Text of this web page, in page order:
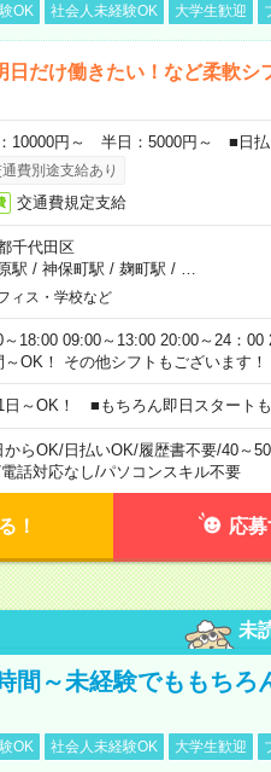
OK 社会人未経験OK 大学生歓迎
日だけ働きたい！など柔軟
10000円～ 半日：5000円～ ■日払
費別途支給あり
交通費規定支給
千代田区
駅 / 神保町駅 / 麹町駅 /
ィス・学校など
～18:00 09:00～13:00 20:00～24：
～OK！ その他シフトもございます！
日～OK！ ■もちろん即日スタート
からOK/日払いOK/履歴書不要/40～
電話対応なし/パソコンスキル不要
！ 応
未
間～未経験でももち
OK 社会人未経験OK 大学生歓迎